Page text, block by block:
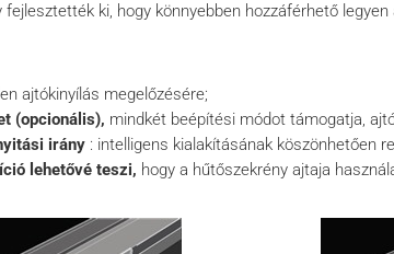
fejlesztették ki, hogy könnyebben hozzáférhető
ajtókinyílás megelőzésére;
(opcionális), mindkét beépítési módot támogatja,
irány : intelligens kialakításának köszönhetően
lehetővé teszi, hogy a hűtőszekrény ajtaja